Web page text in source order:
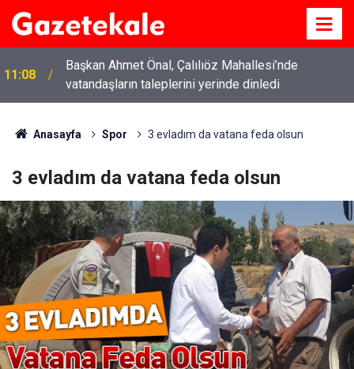
11:08
Başkan Ahmet Önal, Çalılıöz Mahallesi’nde
vatandaşların taleplerini yerinde dinledi
Anasayfa Spor 3 evladım da vatana feda olsun
3 evladım da vatana feda olsun